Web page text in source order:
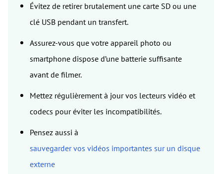
Évitez de retirer brutalement une carte SD ou une
clé USB pendant un transfert.
Assurez-vous que votre appareil photo ou
smartphone dispose d’une batterie suffisante
avant de filmer.
Mettez régulièrement à jour vos lecteurs vidéo et
codecs pour éviter les incompatibilités.
Pensez aussi à
sauvegarder vos vidéos importantes sur un disque
externe